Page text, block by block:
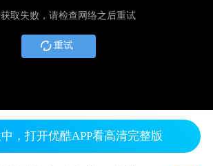
取失败，请检查网络之后重试
重试
，打开优酷APP看高清完整版